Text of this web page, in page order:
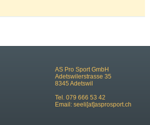
AS Pro Sport GmbH
Adetswilerstrasse 35
8345 Adetswil
Tel. 079 666 53 42
Email: seeli[at]asprosport.ch